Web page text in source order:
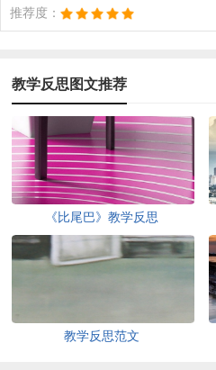
推荐度：
教学反思图文推荐
《比尾巴》教学反思
教学反思范文